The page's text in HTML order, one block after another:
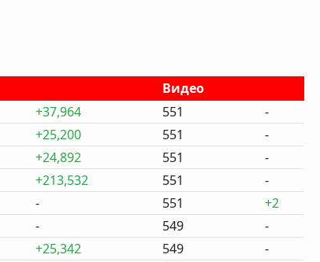
Видео
+37,964 551
-
+25,200 551
-
+24,892 551
-
+213,532 551
-
- 551
+2
- 549
-
+25,342 549
-